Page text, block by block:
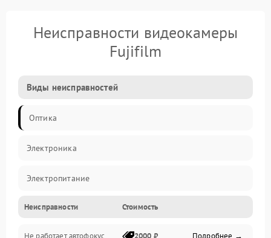
Неисправности видеокамеры
Fujifilm
Виды неисправностей
Оптика
Электроника
Электропитание
Видео
Неисправности Стоимость
Не работает автофокус 2000 ₽ Подробнее →